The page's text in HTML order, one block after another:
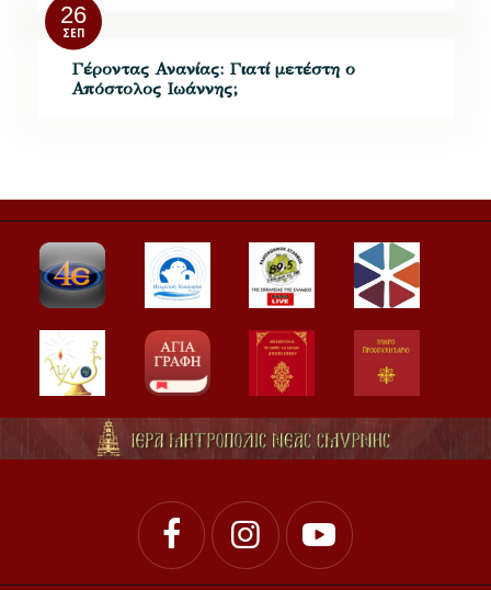
26
ΣΕΠ
Γέροντας Ανανίας: Γιατί μετέστη ο
Απόστολος Ιωάννης;